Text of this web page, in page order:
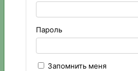
Пароль
Запомнить меня